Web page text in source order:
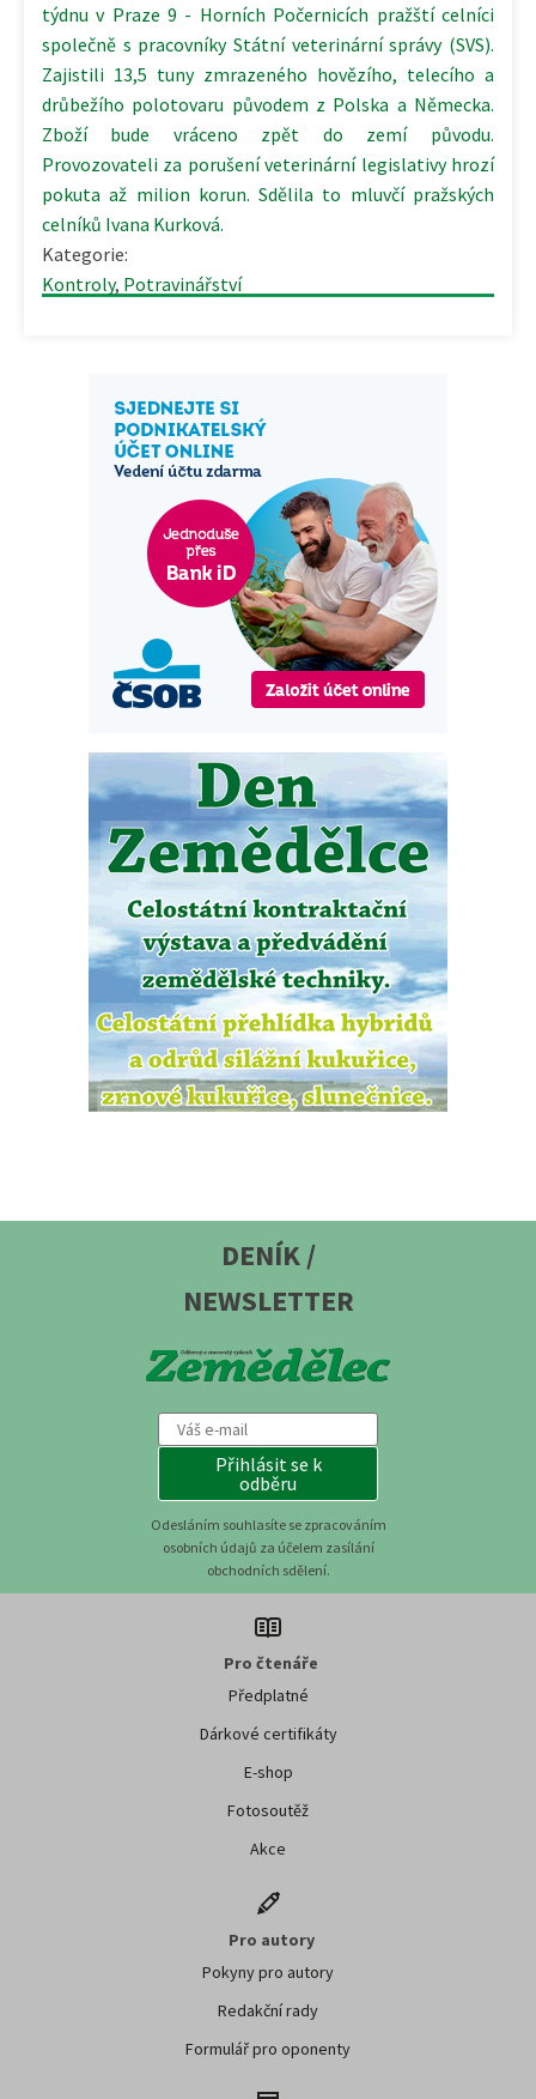
týdnu v Praze 9 - Horních Počernicích pražští celníci
společně s pracovníky Státní veterinární správy (SVS).
Zajistili 13,5 tuny zmrazeného hovězího, telecího a
drůbežího polotovaru původem z Polska a Německa.
Zboží bude vráceno zpět do zemí původu.
Provozovateli za porušení veterinární legislativy hrozí
pokuta až milion korun. Sdělila to mluvčí pražských
celníků Ivana Kurková.
Kategorie:
Kontroly, Potravinářství
DENÍK /
NEWSLETTER
Přihlásit se k
odběru
Odesláním souhlasíte se zpracováním
osobních údajů za účelem zasílání
obchodních sdělení.
Pro čtenáře
Předplatné
Dárkové certifikáty
E-shop
Fotosoutěž
Akce
Pro autory
Pokyny pro autory
Redakční rady
Formulář pro oponenty